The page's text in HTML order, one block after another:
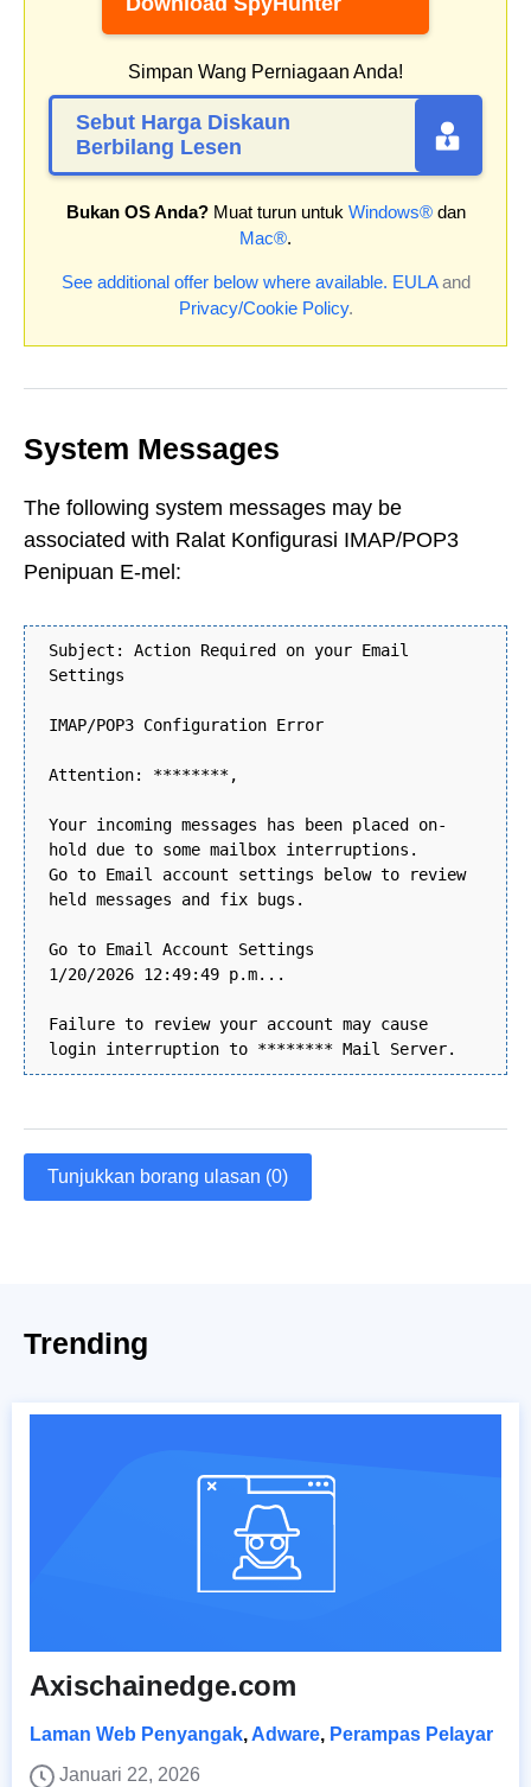
Simpan Wang Perniagaan Anda!
Sebut Harga Diskaun
Berbilang Lesen
Bukan OS Anda?Muat turun untuk Windows®dan
Mac®.
See additional offer below where available. EULAand
Privacy/Cookie Policy.
System Messages
The following system messages may be
associated with Ralat Konfigurasi IMAP/POP3
Penipuan E-mel:
Subject: Action Required on your Email
Settings
IMAP/POP3 Configuration Error
Attention: ********,
Your incoming messages has been placed on-
hold due to some mailbox interruptions.
Go to Email account settings below to review
held messages and fix bugs.
Go to Email Account Settings
1/20/2026 12:49:49 p.m...
Failure to review your account may cause
login interruption to ******** Mail Server.
Tunjukkan borang ulasan (0)
Trending
Axischainedge.com
Laman Web Penyangak,Adware, Perampas Pelayar
Januari 22, 2026